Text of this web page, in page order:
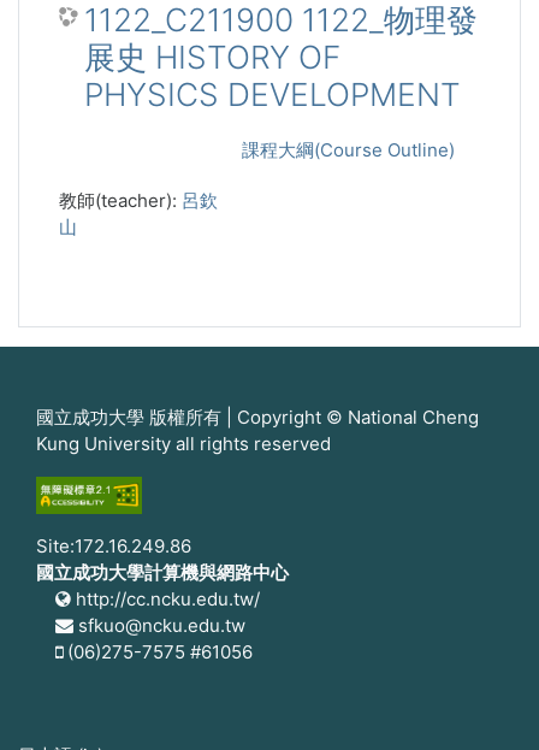
1122_C211900 1122_物理發
展史 HISTORY OF
PHYSICS DEVELOPMENT
課程大綱(Course Outline)
教師(teacher): 呂欽
山
國立成功大學 版權所有 | Copyright © National Cheng
Kung University all rights reserved
Site:172.16.249.86
國立成功大學計算機與網路中心
http://cc.ncku.edu.tw/
sfkuo@ncku.edu.tw
(06)275-7575 #61056